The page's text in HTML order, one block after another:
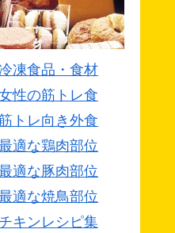
凍食品・食材
性の筋トレ食
トレ向き外食
適な鶏肉部位
適な豚肉部位
適な焼鳥部位
キンレシピ集